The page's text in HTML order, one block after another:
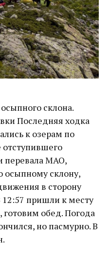
склона.
Последняя ходка
к озерам по
перевала МАО,
осыпному склону,
в сторону
12:57 пришли к месту
готовим обед. Погода
но пасмурно. В